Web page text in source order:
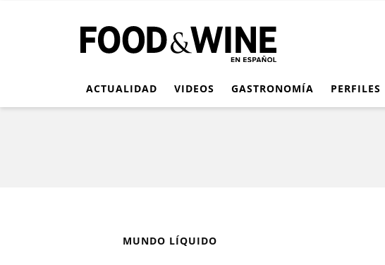
ACTUALIDAD VIDEOS GASTRONOMÍA PERFILES
MUNDO LÍQUIDO